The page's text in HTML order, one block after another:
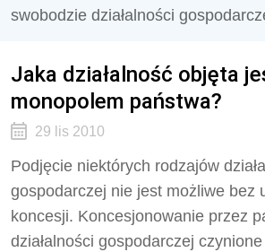
swobodzie działalności
Jaka działalność objęta
monopolem państwa?
29 lis 2010
Podjęcie niektórych rodzajów
gospodarczej nie jest możliwe bez
koncesji. Koncesjonowanie przez
działalności gospodarczej